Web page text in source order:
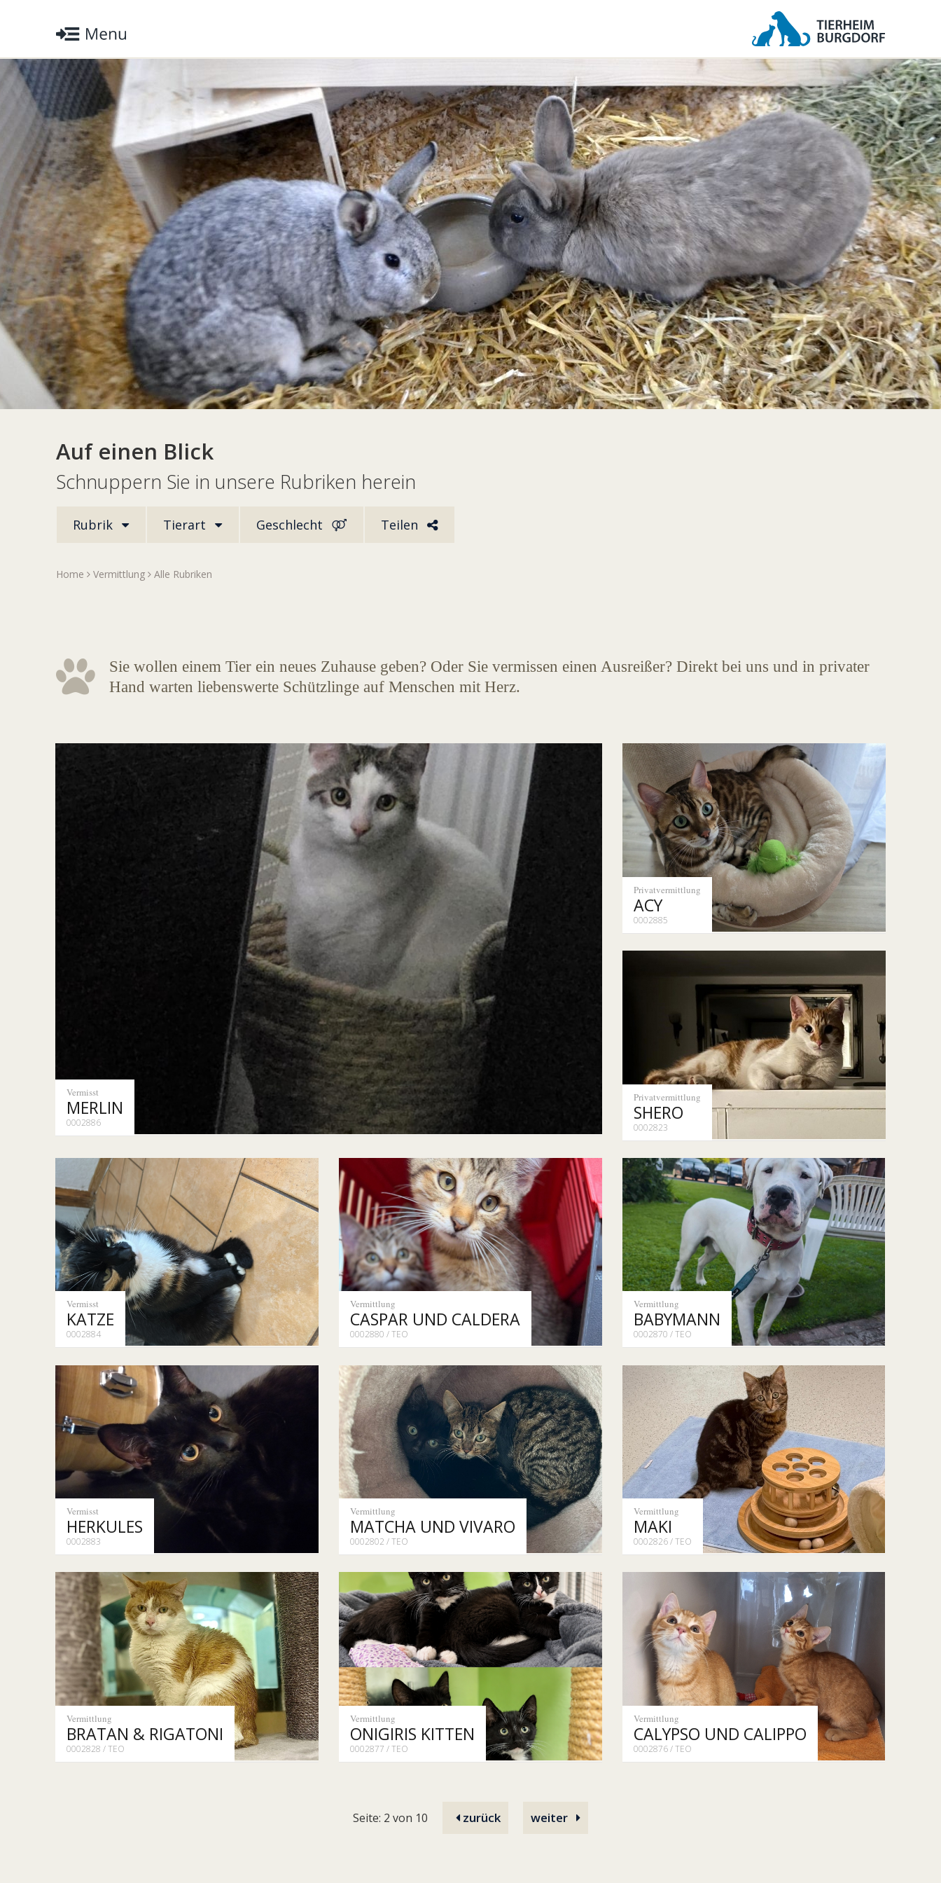
Auf einen Blick
Schnuppern Sie in unsere Rubriken herein
Rubrik Tierart Geschlecht Teilen
Home Vermittlung Alle Rubriken
Sie wollen einem Tier ein neues Zuhause geben? Oder Sie vermissen einen Ausreißer? Direkt bei uns und in privater
Hand warten liebenswerte Schützlinge auf Menschen mit Herz.
Vermisst
MERLIN
0002886
Privatvermittlung
ACY
0002885
Privatvermittlung
SHERO
0002823
Vermisst
KATZE
0002884
Vermittlung
CASPAR UND CALDERA
0002880 / TEO
Vermittlung
BABYMANN
0002870 / TEO
Vermisst
HERKULES
0002883
Vermittlung
MATCHA UND VIVARO
0002802 / TEO
Vermittlung
MAKI
0002826 / TEO
Vermittlung
BRATAN & RIGATONI
0002828 / TEO
Vermittlung
ONIGIRIS KITTEN
0002877 / TEO
Vermittlung
CALYPSO UND CALIPPO
0002876 / TEO
Seite: 2 von 10 zurück weiter